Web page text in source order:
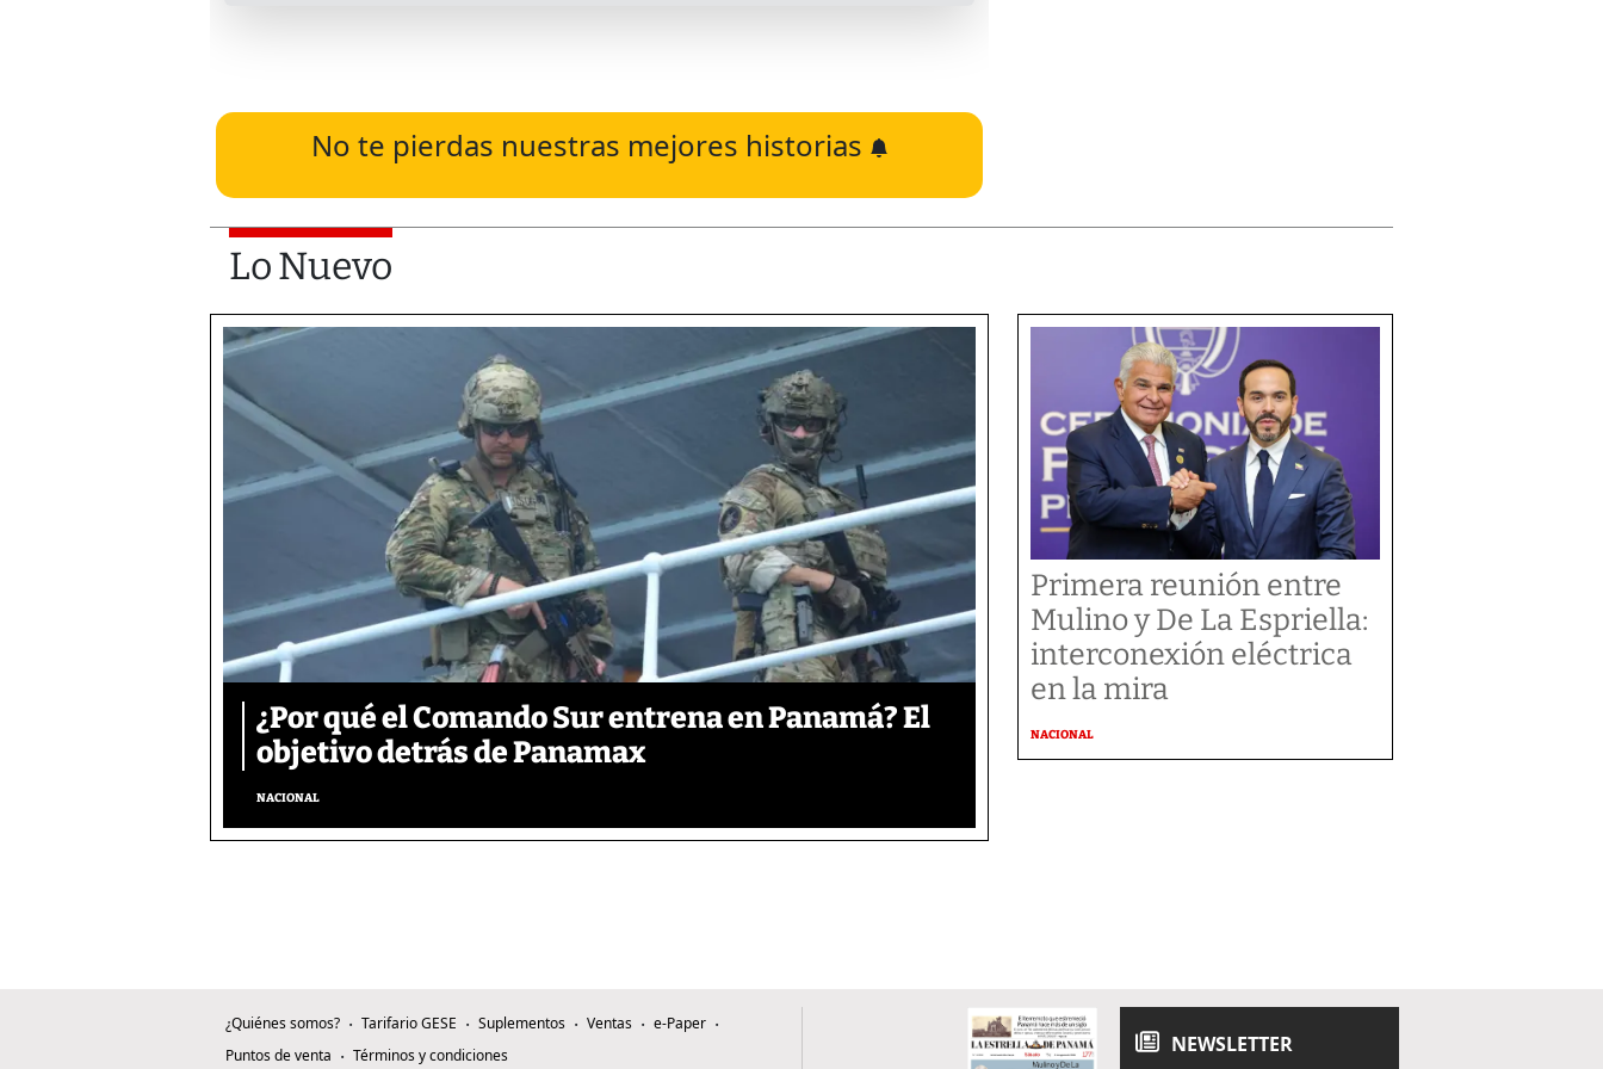
No te pierdas nuestras mejores historias
Lo Nuevo
¿Por qué el Comando Sur entrena en Panamá? El
objetivo detrás de Panamax
NACIONAL
Primera reunión entre
Mulino y De La Espriella:
interconexión eléctrica
en la mira
NACIONAL
¿Quiénes somos? Tarifario GESE Suplementos Ventas
e-Paper
Puntos de venta
Términos y condiciones NEWSLETTER